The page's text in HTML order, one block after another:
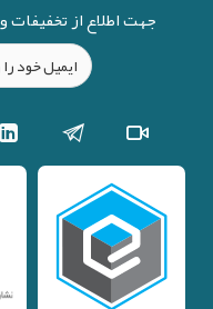
جهت اطلاع از